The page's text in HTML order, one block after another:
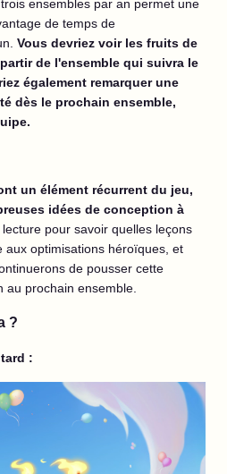
ensembles par an permet une
de temps de
Vous devriez voir les fruits de
de l'ensemble qui suivra le
également remarquer une
dès le prochain ensemble,
un élément récurrent du jeu,
idées de conception à
pour savoir quelles leçons
aux optimisations héroïques, et
de pousser cette
au prochain ensemble.
?
: